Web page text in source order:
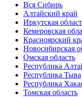
Вся Сибирь
Алтайский край
Иркутская
Кемеровская
Красноярский
Новосибирская
Омская область
Республика
Республика Тыва
Республика
Томская область